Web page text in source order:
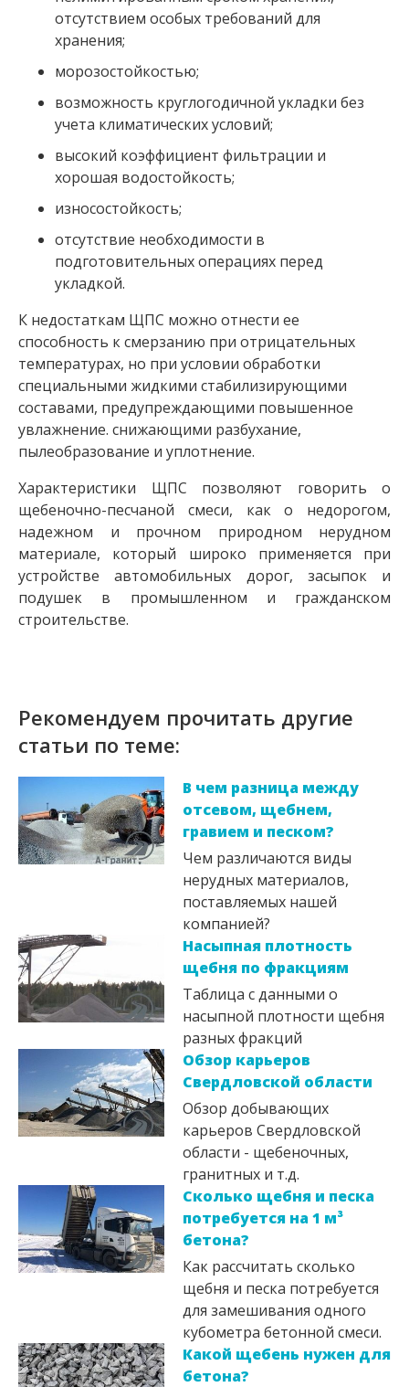
отсутствием особых требований для
хранения;
морозостойкостью;
возможность круглогодичной укладки без
учета климатических условий;
высокий коэффициент фильтрации и
хорошая водостойкость;
износостойкость;
отсутствие необходимости в
подготовительных операциях перед
укладкой.
К недостаткам ЩПС можно отнести ее
способность к смерзанию при отрицательных
температурах, но при условии обработки
специальными жидкими стабилизирующими
составами, предупреждающими повышенное
увлажнение. снижающими разбухание,
пылеобразование и уплотнение.
Характеристики ЩПС позволяют говорить о
щебеночно-песчаной смеси, как о недорогом,
надежном и прочном природном нерудном
материале, который широко применяется при
устройстве автомобильных дорог, засыпок и
подушек в промышленном и гражданском
строительстве.
Рекомендуем прочитать другие
статьи по теме:
В чем разница между
отсевом, щебнем,
гравием и песком?
Чем различаются виды
нерудных материалов,
поставляемых нашей
компанией?
Насыпная плотность
щебня по фракциям
Таблица с данными о
насыпной плотности щебня
разных фракций
Обзор карьеров
Свердловской области
Обзор добывающих
карьеров Свердловской
области - щебеночных,
гранитных и т.д.
Сколько щебня и песка
потребуется на 1 м³
бетона?
Как рассчитать сколько
щебня и песка потребуется
для замешивания одного
кубометра бетонной смеси.
Какой щебень нужен для
бетона?